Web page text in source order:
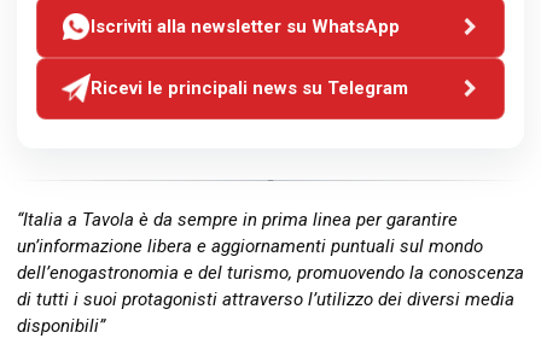
Iscriviti alla newsletter su WhatsApp
Ricevi le principali news su Telegram
“Italia a Tavola è da sempre in prima linea per garantire
un’informazione libera e aggiornamenti puntuali sul mondo
dell’enogastronomia e del turismo, promuovendo la conoscenza
di tutti i suoi protagonisti attraverso l’utilizzo dei diversi media
disponibili”